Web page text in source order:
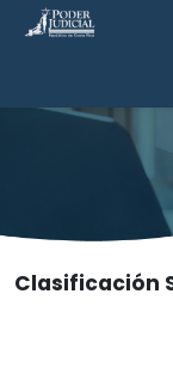
Atención:
Este
accesibilidad.
Clasificación